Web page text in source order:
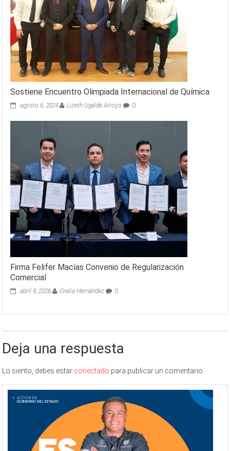
Sostiene Encuentro Olimpiada Internacional de Química
agosto 6, 2024 Lizeth Ugalde Arroyo 0
Firma Felifer Macías Convenio de Regularización
Comercial
abril 9, 2026 Oralia Hernández 0
Deja una respuesta
Lo siento, debes estar conectado para publicar un comentario.